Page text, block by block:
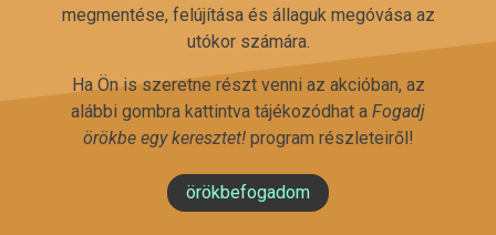
megmentése, felújítása és állaguk megóvása az
utókor számára.
Ha Ön is szeretne részt venni az akcióban, az
alábbi gombra kattintva tájékozódhat a Fogadj
örökbe egy keresztet!program részleteiről!
örökbefogadom